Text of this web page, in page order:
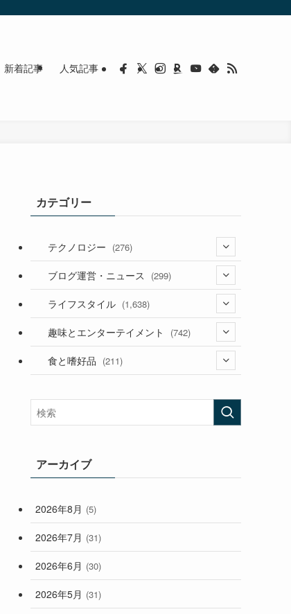
新着記事 人気記事
カテゴリー
テクノロジー (276)
(36)
(187)
(53)
ブログ運営・ニュース (299)
(118)
(181)
ライフスタイル (1,638)
(394)
(282)
(33)
(248)
趣味とエンターテイメント (742)
(56)
(472)
食と嗜好品 (211)
アーカイブ
2026年8月 (5)
2026年7月 (31)
2026年6月 (30)
2026年5月 (31)